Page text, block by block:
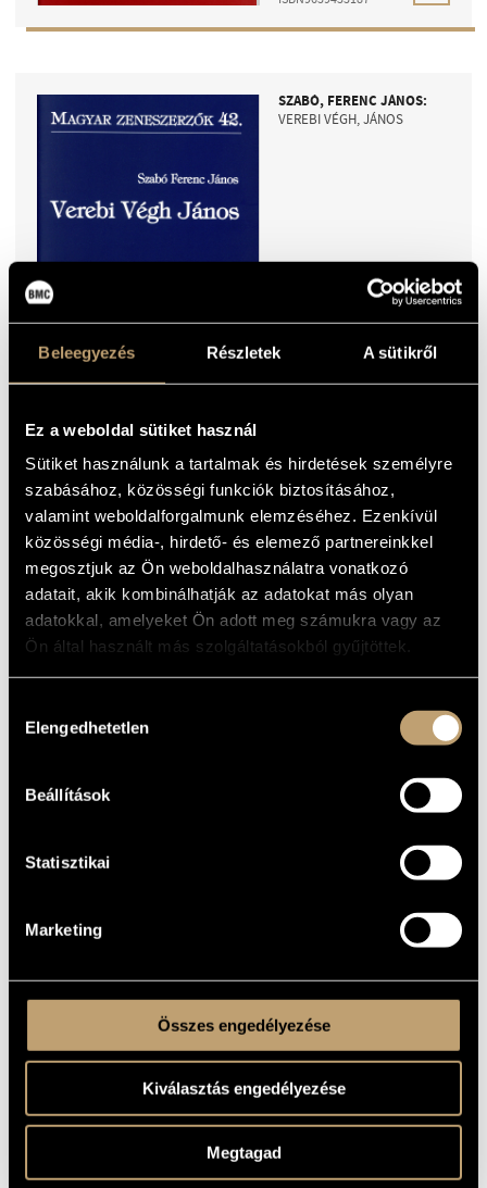
Beleegyezés Részletek A sütikről
Ez a weboldal sütiket használ
Sütiket használunk a tartalmak és hirdetések személyre
szabásához, közösségi funkciók biztosításához,
valamint weboldalforgalmunk elemzéséhez. Ezenkívül
közösségi média-, hirdető- és elemező partnereinkkel
megosztjuk az Ön weboldalhasználatra vonatkozó
adatait, akik kombinálhatják az adatokat más olyan
adatokkal, amelyeket Ön adott meg számukra vagy az
Ön által használt más szolgáltatásokból gyűjtöttek.
kiválasztása
Elengedhetetlen
Beállítások
Statisztikai
Marketing
Összes engedélyezése
Kiválasztás engedélyezése
Megtagad
SZABÓ, FERENC JÁNOS:
VEREBI VÉGH, JÁNOS
4EUR
SZABÓ, FERENC JÁNOS:
VEREBI VÉGH, JÁNOS
(ENGLISH)
SZEKERES, KÁLMÁN - SZ.
SUGÁR, REZSŐ (ENGLISH)
2003